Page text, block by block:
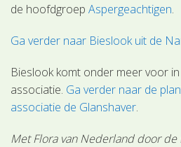
de hoofdgroepAspergeachtigen.
Ga verder naar Bieslook uit de
Bieslook komt onder meer voor
associatie. Ga verder naar de
associatie de Glanshaver.
Met Flora van Nederland door